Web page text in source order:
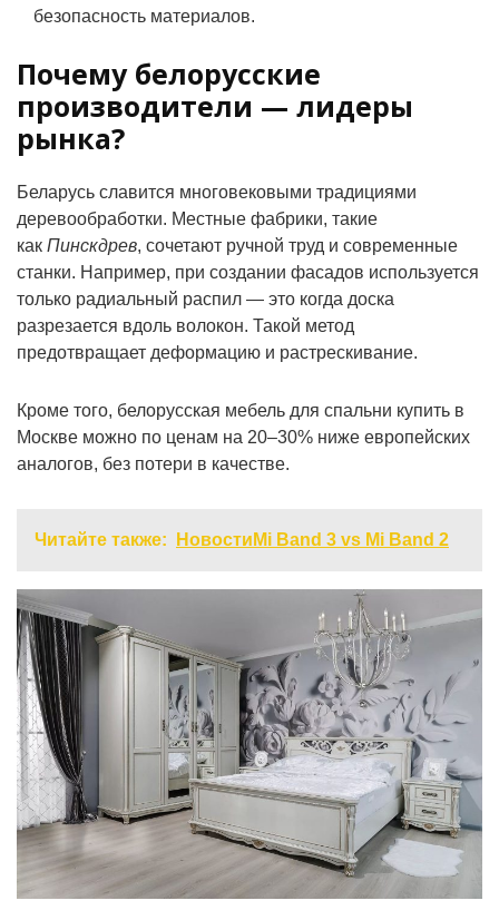
безопасность материалов.
Почему белорусские
производители — лидеры
рынка?
Беларусь славится многовековыми традициями
деревообработки. Местные фабрики, такие
как Пинскдрев, сочетают ручной труд и современные
станки. Например, при создании фасадов используется
только радиальный распил — это когда доска
разрезается вдоль волокон. Такой метод
предотвращает деформацию и растрескивание.
Кроме того, белорусская мебель для спальни купить в
Москве можно по ценам на 20–30% ниже европейских
аналогов, без потери в качестве.
Читайте также: НовостиMi Band 3 vs Mi Band 2